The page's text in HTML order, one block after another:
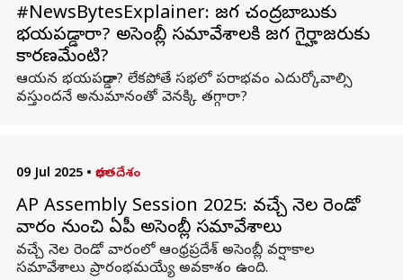
#NewsBytesExplainer: జగన్ చంద్రబాబుకు
భయపడ్డారా? అసెంబ్లీ సమావేశాలకి జగన్‌ గైర్హాజరుకు
కారణమేంటి?
ఆయన భయపడ్డారా? లేకపోతే సభలో పరాభవం ఎదుర్కోవాల్సి
వస్తుందనే అనుమానంతో వెనక్కి తగ్గారా?
09 Jul 2025 • భారతదేశం
AP Assembly Session 2025: వచ్చే నెల రెండో
వారం నుంచి ఏపీ అసెంబ్లీ సమావేశాలు
వచ్చే నెల రెండో వారంలో ఆంధ్రప్రదేశ్ అసెంబ్లీ వర్షాకాల
సమావేశాలు ప్రారంభమయ్యే అవకాశం ఉంది.